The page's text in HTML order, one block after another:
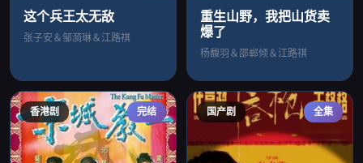
这个兵王太无敌
张子安＆邹漪琳＆江路祺
重生山野，我把山货卖
爆了
杨馥羽＆邵郸倾＆江路祺
香港剧 完结 国产剧 全集